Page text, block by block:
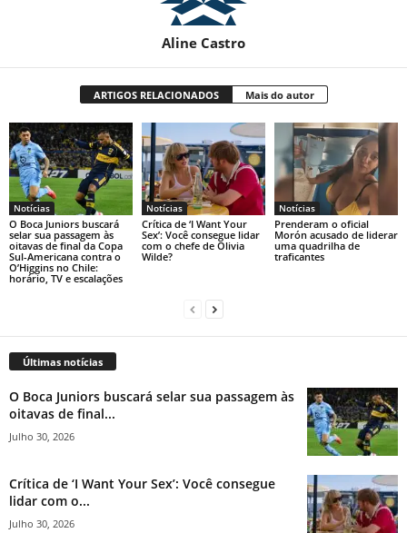
Aline Castro
ARTIGOS RELACIONADOS Mais do autor
Notícias
O Boca Juniors buscará
selar sua passagem às
oitavas de final da Copa
Sul-Americana contra o
O’Higgins no Chile:
horário, TV e escalações
Notícias
Crítica de ‘I Want Your
Sex’: Você consegue lidar
com o chefe de Olivia
Wilde?
Notícias
Prenderam o oficial
Morón acusado de liderar
uma quadrilha de
traficantes
Últimas notícias
O Boca Juniors buscará selar sua passagem às
oitavas de final...
Julho 30, 2026
Crítica de ‘I Want Your Sex’: Você consegue
lidar com o...
Julho 30, 2026